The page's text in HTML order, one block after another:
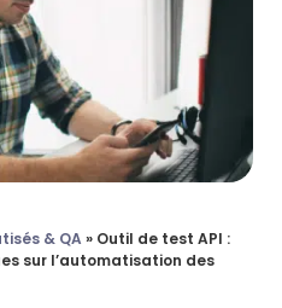
& QA » Outil de test API :
sur l’automatisation des